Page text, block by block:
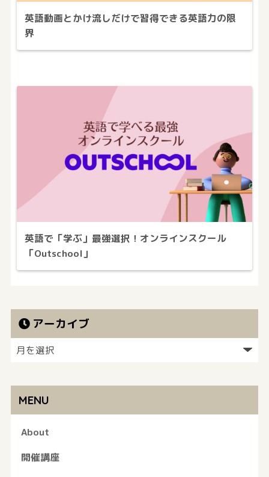
英語動画とかけ流しだけで習得できる英語力の限
界
英語で「学ぶ」最強選択！オンラインスクール
「Outschool」
アーカイブ
MENU
About
開催講座